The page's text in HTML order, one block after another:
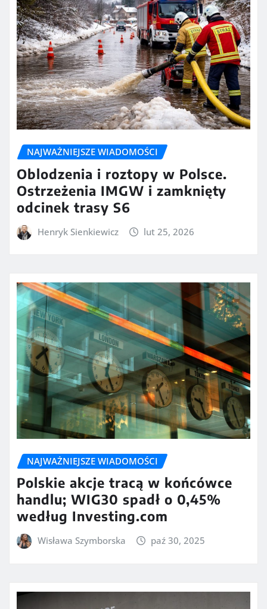
NAJWAŻNIEJSZE WIADOMOŚCI
Oblodzenia i roztopy w Polsce.
Ostrzeżenia IMGW i zamknięty
odcinek trasy S6
Henryk Sienkiewicz lut 25, 2026
NAJWAŻNIEJSZE WIADOMOŚCI
Polskie akcje tracą w końcówce
handlu; WIG30 spadł o 0,45%
według Investing.com
Wisława Szymborska paź 30, 2025